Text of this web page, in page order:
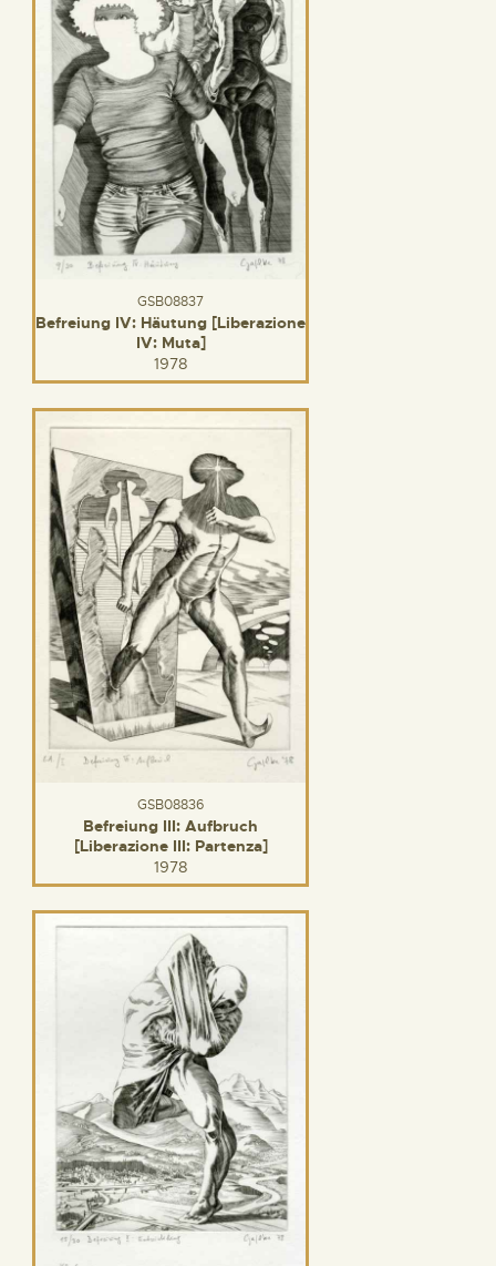
GSB08837
Befreiung IV: Häutung [Liberazione
IV: Muta]
1978
GSB08836
Befreiung III: Aufbruch
[Liberazione III: Partenza]
1978